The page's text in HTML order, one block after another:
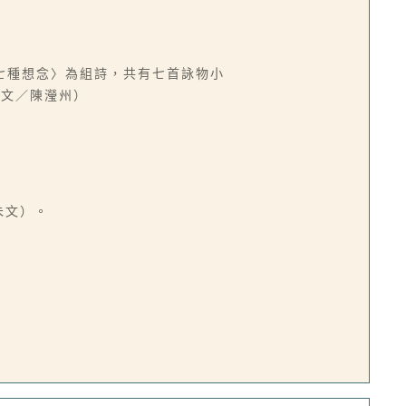
想念〉為組詩，共有七首詠物小
／陳瀅州）
）。